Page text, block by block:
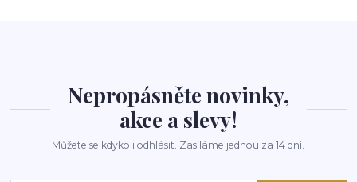
Nepropásněte novinky,
akce a slevy!
Můžete se kdykoli odhlásit. Zasíláme jednou za 14 dní.